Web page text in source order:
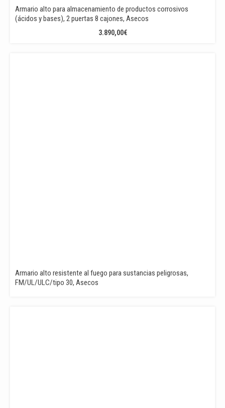
Armario alto para almacenamiento de productos corrosivos
(ácidos y bases), 2 puertas 8 cajones, Asecos
3.890,00€
Armario alto resistente al fuego para sustancias peligrosas,
FM/UL/ULC/tipo 30, Asecos